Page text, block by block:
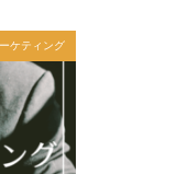
ケティング